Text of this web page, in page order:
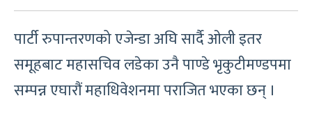
पार्टी रुपान्तरणको एजेन्डा अघि सार्दै ओली इतर
समूहबाट महासचिव लडेका उनै पाण्डे भृकुटीमण्डपमा
सम्पन्न एघारौं महाधिवेशनमा पराजित भएका छन् ।